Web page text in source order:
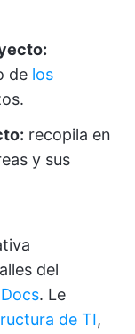
de los
recopila en
y sus
del
. Le
de TI,